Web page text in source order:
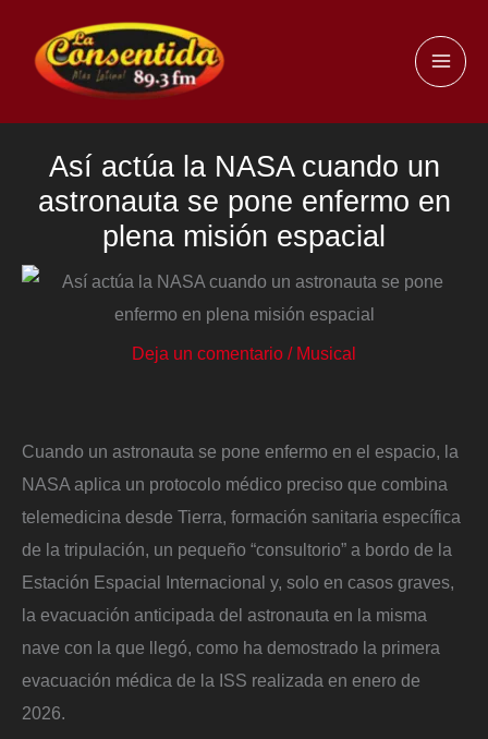
contenido
Así actúa la NASA cuando un
astronauta se pone enfermo en
plena misión espacial
Deja un comentario / Musical
Cuando un astronauta se pone enfermo en el espacio, la
NASA aplica un protocolo médico preciso que combina
telemedicina desde Tierra, formación sanitaria específica
de la tripulación, un pequeño “consultorio” a bordo de la
Estación Espacial Internacional y, solo en casos graves,
la evacuación anticipada del astronauta en la misma
nave con la que llegó, como ha demostrado la primera
evacuación médica de la ISS realizada en enero de
2026.